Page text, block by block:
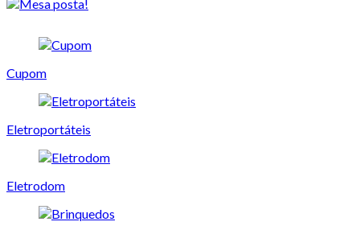
Cupom
Eletroportáteis
Eletrodom